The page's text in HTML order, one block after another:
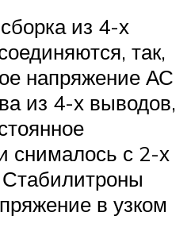
из 4-х
так,
напряжение АС
из 4-х выводов,
снималось с 2-х
в узком